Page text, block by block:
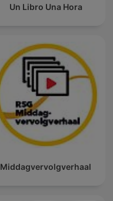
Un Libro Una Hora
Middagvervolgverhaal